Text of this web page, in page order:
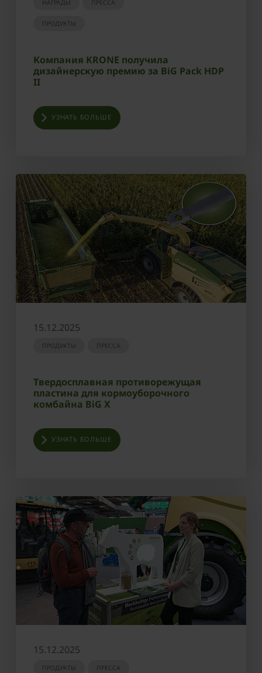
НАГРАДЫ ПРЕССА
ПРОДУКТЫ
Компания KRONE получила
дизайнерскую премию за BiG Pack HDP
II
УЗНАТЬ БОЛЬШЕ
15.12.2025
ПРОДУКТЫ ПРЕССА
Твердосплавная противорежущая
пластина для кормоуборочного
комбайна BiG X
УЗНАТЬ БОЛЬШЕ
15.12.2025
ПРОДУКТЫ ПРЕССА